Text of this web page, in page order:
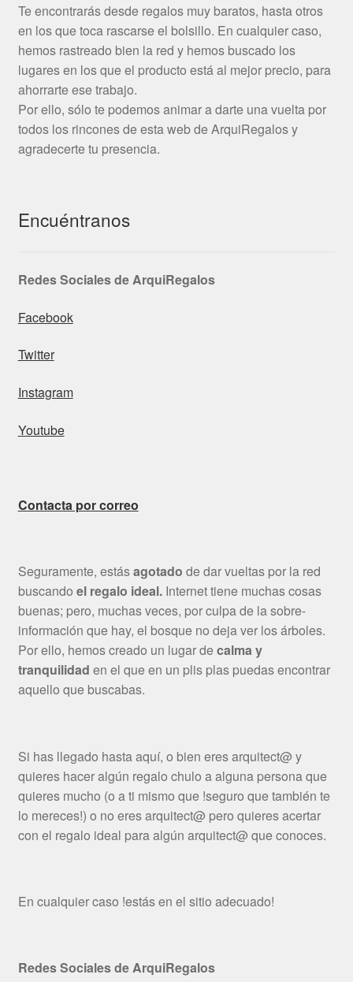
Te encontrarás desde regalos muy baratos, hasta otros
en los que toca rascarse el bolsillo. En cualquier caso,
hemos rastreado bien la red y hemos buscado los
lugares en los que el producto está al mejor precio, para
ahorrarte ese trabajo.
Por ello, sólo te podemos animar a darte una vuelta por
todos los rincones de esta web de ArquiRegalos y
agradecerte tu presencia.
Encuéntranos
Redes Sociales de ArquiRegalos
Facebook
Twitter
Instagram
Youtube
Contacta por correo
Seguramente, estásagotado de dar vueltas por la red
buscando el regalo ideal.Internet tiene muchas cosas
buenas; pero, muchas veces, por culpa de la sobre-
información que hay, el bosque no deja ver los árboles.
Por ello, hemos creado un lugar decalma y
tranquilidad en el que en un plis plas puedas encontrar
aquello que buscabas.
Si has llegado hasta aquí, o bien eres arquitect@ y
quieres hacer algún regalo chulo a alguna persona que
quieres mucho (o a ti mismo que !seguro que también te
lo mereces!) o no eres arquitect@ pero quieres acertar
con el regalo ideal para algún arquitect@ que conoces.
En cualquier caso !estás en el sitio adecuado!
Redes Sociales de ArquiRegalos